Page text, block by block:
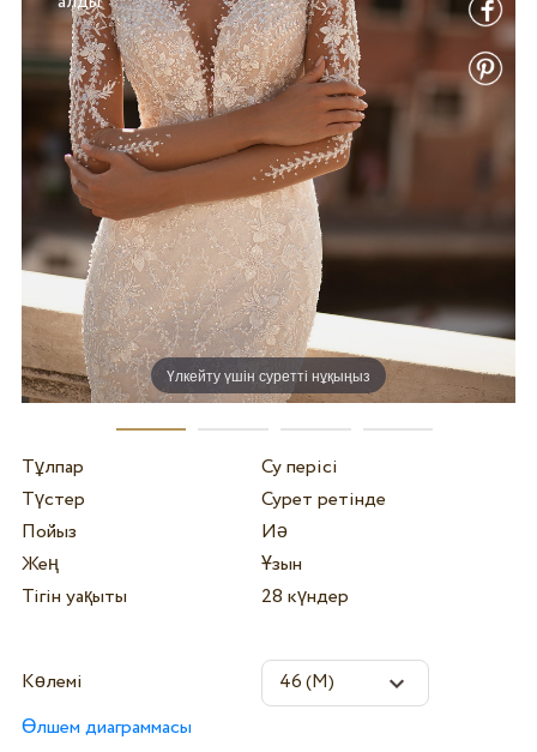
Үлкейту үшін суретті нұқыңыз
Тұлпар
Су перісі
Түстер
Сурет ретінде
Пойыз
Иә
Жең
Ұзын
Тігін уақыты
28 күндер
Көлемі
Өлшем диаграммасы